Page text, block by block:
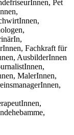
Pet
Fachkraft für
AusbilderInnen
MalerInnen,